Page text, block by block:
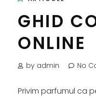
GHID
ONLINE
by admin No
Privim parfumul ca